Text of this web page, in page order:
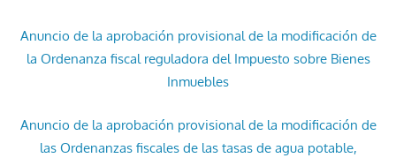
Anuncio de la aprobación provisional de la modificación de
la Ordenanza fiscal reguladora del Impuesto sobre Bienes
Inmuebles
Anuncio de la aprobación provisional de la modificación de
las Ordenanzas fiscales de las tasas de agua potable,